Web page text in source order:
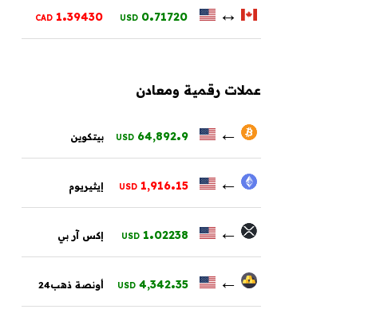
↔
0.71720
USD
1.39430
CAD
عملات رقمية ومعادن
←
64,892.9
USD بيتكوين
←
1,916.15
USD إيثيريوم
←
1.02238
USD إكس آر بي
←
4,342.35
USD أونصة ذهب24